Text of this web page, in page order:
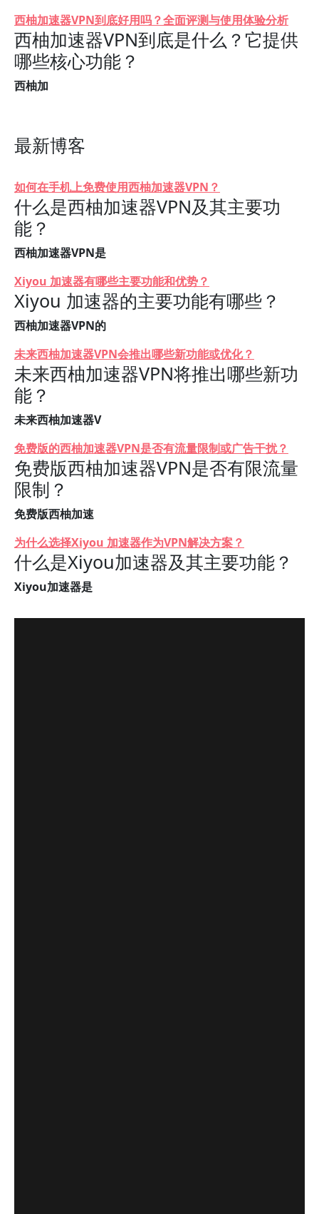
西柚加速器VPN到底好用吗？全面评测与使用体验分析
西柚加速器VPN到底是什么？它提供
哪些核心功能？
西柚加
最新博客
如何在手机上免费使用西柚加速器VPN？
什么是西柚加速器VPN及其主要功
能？
西柚加速器VPN是
Xiyou 加速器有哪些主要功能和优势？
Xiyou 加速器的主要功能有哪些？
西柚加速器VPN的
未来西柚加速器VPN会推出哪些新功能或优化？
未来西柚加速器VPN将推出哪些新功
能？
未来西柚加速器V
免费版的西柚加速器VPN是否有流量限制或广告干扰？
免费版西柚加速器VPN是否有限流量
限制？
免费版西柚加速
为什么选择Xiyou 加速器作为VPN解决方案？
什么是Xiyou加速器及其主要功能？
Xiyou加速器是